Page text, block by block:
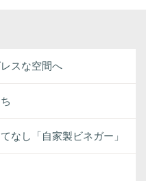
スな空間へ
なし「自家製ビネガー」